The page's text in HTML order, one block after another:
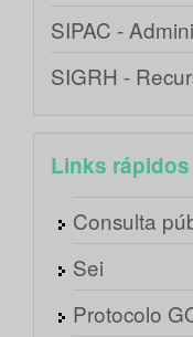
SIPAC -
SIGRH -
Links rápidos
Consulta
Sei
Protocolo